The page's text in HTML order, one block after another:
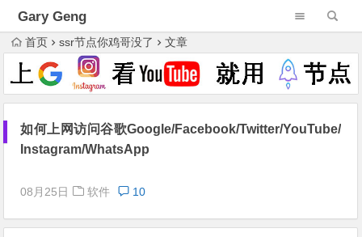
Gary Geng
首页 ssr节点你鸡哥没了 文章
如何上网访问谷歌Google/Facebook/Twitter/YouTube/
Instagram/WhatsApp
08月25日 软件 10